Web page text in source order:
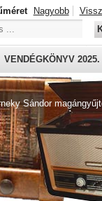
Sándor
VENDÉGKÖNYV 2025.
Nagyobb